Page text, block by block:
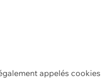
appelés cookies